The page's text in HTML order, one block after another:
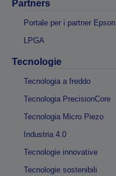
Partners
Portale per i partner Epson
LPGA
Tecnologie
Tecnologia a freddo
Tecnologia PrecisionCore
Tecnologia Micro Piezo
Industria 4.0
Tecnologie innovative
Tecnologie sostenibili